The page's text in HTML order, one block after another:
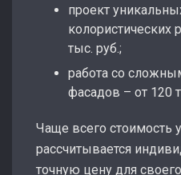
проект
колористических
тыс. руб.;
работа со
фасадов – от 120
Чаще всего стоимость
рассчитывается
точную цену для